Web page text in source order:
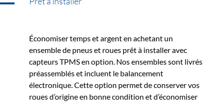
Économiser temps et argent en achetant un
ensemble de pneus et roues prêt à installer avec
capteurs TPMS en option. Nos ensembles sont livrés
préassemblés et incluent le balancement
électronique. Cette option permet de conserver vos
roues d’origine en bonne condition et d’économiser